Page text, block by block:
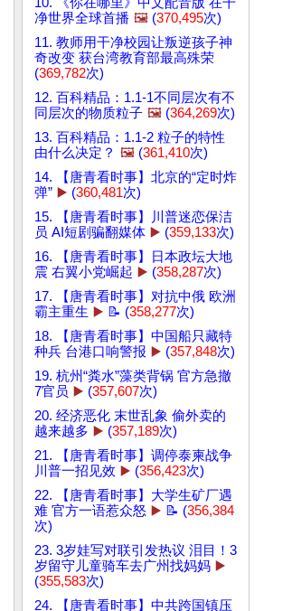
净世界全球首播 🖼️ (370,495次)
11. 教师用干净校园让叛逆孩子神
奇改变 获台湾教育部最高殊荣
(369,782次)
12. 百科精品：1.1-1不同层次有不
同层次的物质粒子 🖼️ (364,269次)
13. 百科精品：1.1-2 粒子的特性
由什么决定？ 🖼️ (361,410次)
14. 【唐青看时事】北京的“定时炸
弹” ▶️ (360,481次)
15. 【唐青看时事】川普迷恋保洁
员 AI短剧骗翻媒体 ▶️ (359,133次)
16. 【唐青看时事】日本政坛大地
震 右翼小党崛起 ▶️ (358,287次)
17. 【唐青看时事】对抗中俄 欧洲
霸主重生 ▶️ 📝 (358,277次)
18. 【唐青看时事】中国船只藏特
种兵 台港口响警报 ▶️ (357,848次)
19. 杭州“粪水”藻类背锅 官方急撤
7官员 ▶️ (357,607次)
20. 经济恶化 末世乱象 偷外卖的
越来越多 ▶️ (357,189次)
21. 【唐青看时事】调停泰柬战争
川普一招见效 ▶️ (356,423次)
22. 【唐青看时事】大学生矿厂遇
难 官方一语惹众怒 ▶️ 📝 (356,384
次)
23. 3岁娃写对联引发热议 泪目！3
岁留守儿童骑车去广州找妈妈 ▶️
(355,583次)
24. 【唐青看时事】中共跨国镇压